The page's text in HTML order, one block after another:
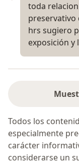
toda
preservativo
hrs sugiero
exposición y
Todos los
especialmente
carácter
considerarse un